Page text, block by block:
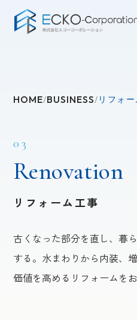
HOME/BUSINESS/ リフォ
03
Renovation
リフォーム工事
古くなった部分を直し、暮
する。水まわりから内装、
価値を高めるリフォームを